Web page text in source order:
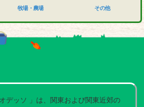
牧場・農場 その他
デッソ 」は、関東および関東近郊の